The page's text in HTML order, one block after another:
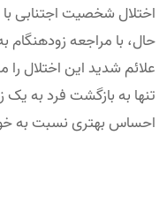
اختلال شخصیت اجتنابی
حال، با مراجعه زودهنگام
علائم شدید این اختلال را
تنها به بازگشت فرد به
احساس بهتری نسبت به